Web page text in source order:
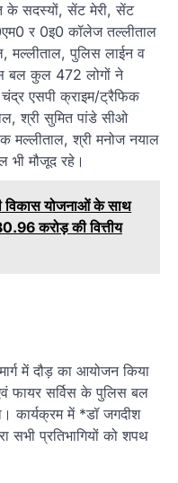
के सदस्यों, सेंट मेरी, सेंट
र 0इ0 कॉलेज तल्लीताल
मल्लीताल, पुलिस लाईन व
बल कुल 472 लोगों ने
चंद्र एसपी क्राइम/ट्रैफिक
श्री सुमित पांडे सीओ
मल्लीताल, श्री मनोज नयाल
भी मौजूद रहे।
विकास योजनाओं के साथ
करोड़ की वित्तीय
में दौड़ का आयोजन किया
फायर सर्विस के पुलिस बल
कार्यक्रम में *डॉ जगदीश
सभी प्रतिभागियों को शपथ